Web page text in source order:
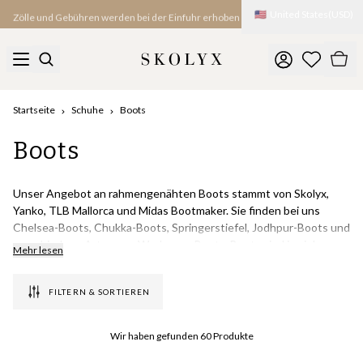
Zölle und Gebühren werden bei der Einfuhr erhoben 🇺🇸
Startseite Schuhe Boots
Boots
Unser Angebot an rahmengenähten Boots stammt von Skolyx,
Yanko, TLB Mallorca und Midas Bootmaker. Sie finden bei uns
Chelsea-Boots, Chukka-Boots, Springerstiefel, Jodhpur-Boots und
verschiedene Arten von Workwear-Boots. Boots sind in vielen
Gummisohlen konzentriert, sowohl mit City-Gummisohlen als auch
Mehr lesen
FILTERN & SORTIEREN
Wir haben gefunden 60Produkte